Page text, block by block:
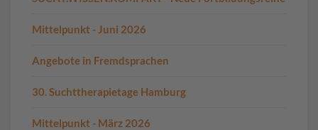
Mittelpunkt - Juni 2026
Angebote in Fremdsprachen
30. Suchttherapietage Hamburg
Mittelpunkt - März 2026